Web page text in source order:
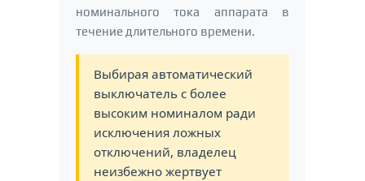
номинального тока аппарата в
течение длительного времени.
Выбирая автоматический
выключатель с более
высоким номиналом ради
исключения ложных
отключений, владелец
неизбежно жертвует